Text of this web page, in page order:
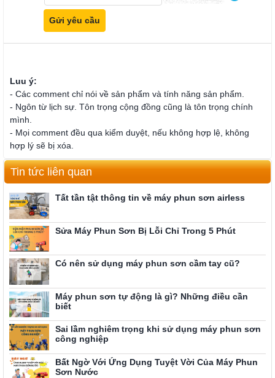
Luu ý:
- Các comment chỉ nói về sản phẩm và tính năng sản phẩm.
- Ngôn từ lịch sự. Tôn trọng cộng đồng cũng là tôn trọng chính
mình.
- Mọi comment đều qua kiểm duyệt, nếu không hợp lệ, không
hợp lý sẽ bị xóa.
Tin tức liên quan
Tất tần tật thông tin về máy phun sơn airless
Sửa Máy Phun Sơn Bị Lỗi Chỉ Trong 5 Phút
Có nên sử dụng máy phun sơn cầm tay cũ?
Máy phun sơn tự động là gì? Những điều cần
biết
Sai lầm nghiêm trọng khi sử dụng máy phun sơn
công nghiệp
Bất Ngờ Với Ứng Dụng Tuyệt Vời Của Máy Phun
Sơn Nước